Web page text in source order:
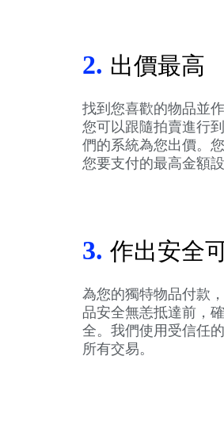
2. 出價最高
找到您喜歡的物品並
您可以跟隨拍賣進行
們的系統為您出價。
您要支付的最高金額
3. 作出安全
為您的獨特物品付款
品安全無恙抵達前，
全。我們使用受信任
所有交易。